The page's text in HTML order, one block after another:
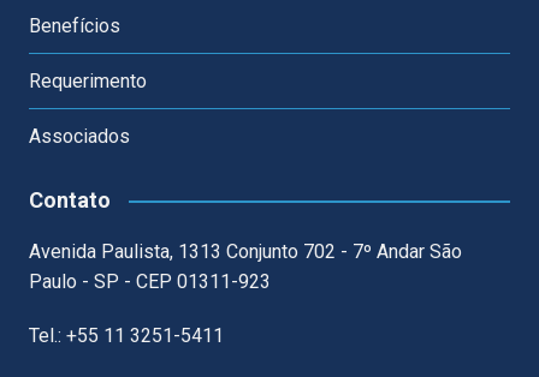
Benefícios
Requerimento
Associados
Contato
Avenida Paulista, 1313 Conjunto 702 - 7º Andar São
Paulo - SP - CEP 01311-923
Tel.: +55 11 3251-5411